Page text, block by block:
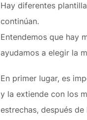
Hay diferentes
continúan.
Entendemos que hay
ayudamos a elegir la
En primer lugar, es
y la extiende con los
estrechas, después